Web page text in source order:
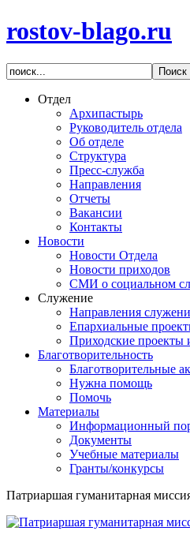
rostov-blago.ru
Отдел
Архипастырь
Руководитель отдела
Об отделе
Структура
Пресс-служба
Направления
Отчеты
Вакансии
Контакты
Новости
Новости Отдела
Новости приходов
СМИ о социальном
Служение
Направления
Епархиальные
Приходские проекты
Благотворительность
Благотворительные
Нужна помощь
Помочь
Материалы
Информационный
Документы
Учебные материалы
Гранты/конкурсы
Патриаршая гуманитарная